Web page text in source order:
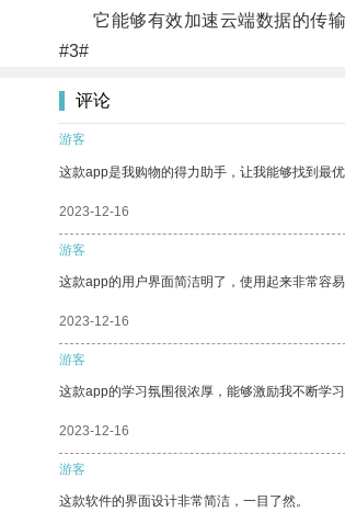
它能够有效加速云端数据的传输
#3#
评论
游客
这款app是我购物的得力助手，让我能够找到最
2023-12-16
游客
这款app的用户界面简洁明了，使用起来非常容
2023-12-16
游客
这款app的学习氛围很浓厚，能够激励我不断学
2023-12-16
游客
这款软件的界面设计非常简洁，一目了然。